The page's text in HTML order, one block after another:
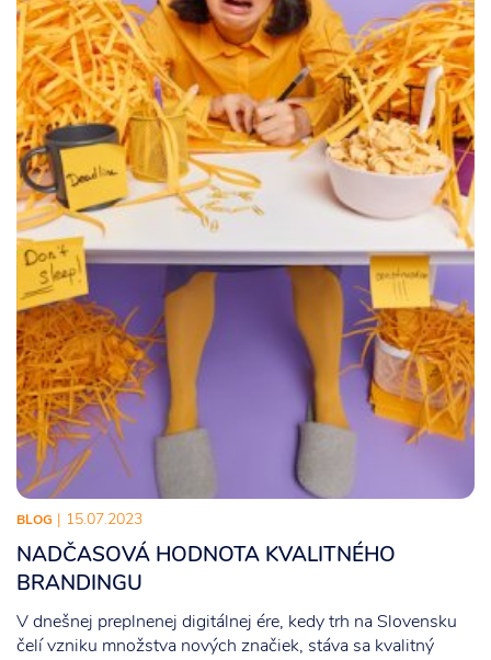
BLOG | 15.07.2023
NADČASOVÁ HODNOTA KVALITNÉHO
BRANDINGU
V dnešnej preplnenej digitálnej ére, kedy trh na Slovensku
čelí vzniku množstva nových značiek, stáva sa kvalitný